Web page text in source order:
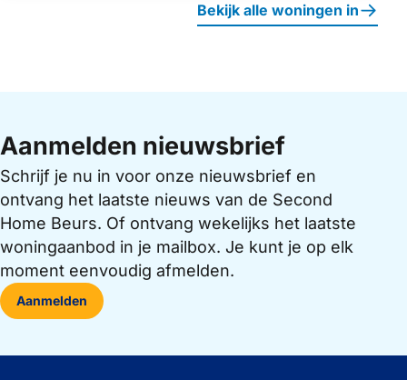
Bekijk alle woningen in
Aanmelden nieuwsbrief
Schrijf je nu in voor onze nieuwsbrief en
ontvang het laatste nieuws van de Second
Home Beurs. Of ontvang wekelijks het laatste
woningaanbod in je mailbox. Je kunt je op elk
moment eenvoudig afmelden.
Aanmelden